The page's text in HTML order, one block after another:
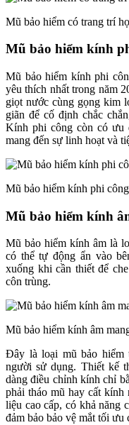
Mũ bảo hiểm có trang trí
Mũ bảo hiểm kính
Mũ bảo hiểm kính phi
yêu thích nhất trong năm
giọt nước cùng gọng kim
giãn để cố định chắc
Kính phi công còn có ưu
mang đến sự linh hoạt và
Mũ bảo hiểm kính phi
Mũ bảo hiểm kính
Mũ bảo hiểm kính âm là
có thể tự động ẩn vào
xuống khi cần thiết để
côn trùng.
Mũ bảo hiểm kính âm
Đây là loại mũ bảo hiểm
người sử dụng. Thiết kế
dàng điều chỉnh kính chỉ
phải tháo mũ hay cất
liệu cao cấp, có khả năng
đảm bảo bảo vệ mắt tối ưu